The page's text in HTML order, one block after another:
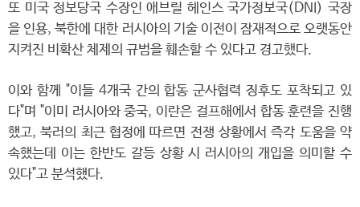
또 미국 정보당국 수장인 애브릴 헤인스 국가정보국(DNI) 국장
을 인용, 북한에 대한 러시아의 기술 이전이 잠재적으로 오랫동안
지켜진 비확산 체제의 규범을 훼손할 수 있다고 경고했다.
이와 함께 "이들 4개국 간의 합동 군사협력 징후도 포착되고 있
다"며 "이미 러시아와 중국, 이란은 걸프해에서 합동 훈련을 진행
했고, 북러의 최근 협정에 따르면 전쟁 상황에서 즉각 도움을 약
속했는데 이는 한반도 갈등 상황 시 러시아의 개입을 의미할 수
있다"고 분석했다.